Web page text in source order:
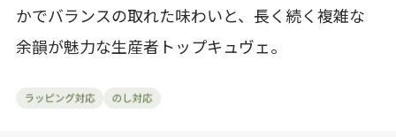
かでバランスの取れた味わいと、長く続く複雑な
余韻が魅力な生産者トップキュヴェ。